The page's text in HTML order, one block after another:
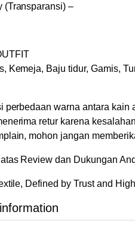
(Transparansi) –
Kemeja, Baju tidur, Gamis,
perbedaan warna antara kain
retur karena
mohon jangan
Review dan Dukungan
Defined by Trust and